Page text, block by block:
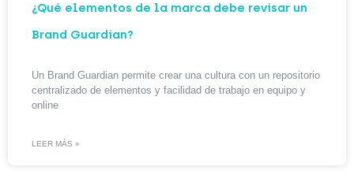
¿Qué elementos de la marca debe revisar un
Brand Guardian?
Un Brand Guardian permite crear una cultura con un repositorio
centralizado de elementos y facilidad de trabajo en equipo y
online
LEER MÁS »